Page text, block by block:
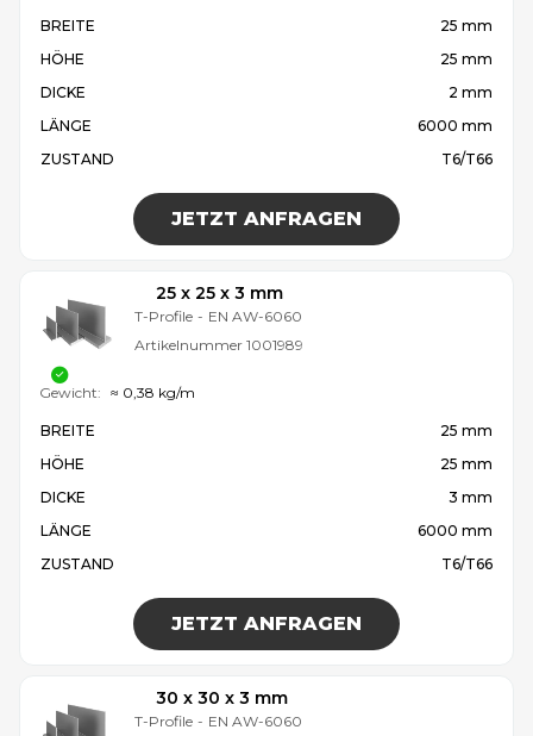
BREITE
25 mm
HÖHE
25 mm
DICKE
2 mm
LÄNGE
6000 mm
ZUSTAND
T6/T66
JETZT ANFRAGEN
25 x 25 x 3 mm
T-Profile - EN AW-6060
Artikelnummer 1001989
BREITE
25 mm
HÖHE
25 mm
DICKE
3 mm
LÄNGE
6000 mm
ZUSTAND
T6/T66
JETZT ANFRAGEN
Gewicht: ≈ 0,38 kg/m
30 x 30 x 3 mm
T-Profile - EN AW-6060